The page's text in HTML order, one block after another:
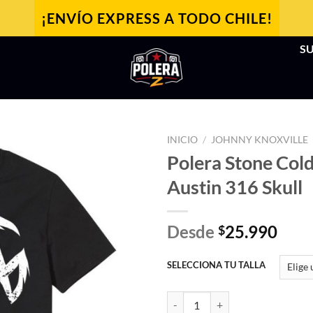
¡ENVÍO EXPRESS A TODO CHILE!
INICIO / JOHNNY KNOXVILLE
Polera Stone
Austin 316 Skull
Desde $25.990
SELECCIONA TU TALLA